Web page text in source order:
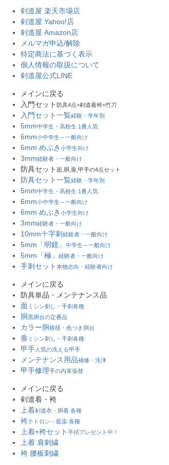
剣道屋 楽天市場店
剣道屋 Yahoo!店
剣道屋 Amazon店
メルマガ申込/解除
特定商法に基づく表示
個人情報の取扱について
剣道屋公式LINE
メインに戻る
入門セット 防具4点+剣道着袴+竹刀
入門セット一覧経験・学年別
5mm中学生・高校生 1番人気
6mm小中学生～一般向け
6mm めぶき 小学生向け
3mm経験者・一般向け
防具セット 面,胴,垂,甲手の4点セット
防具セット一覧経験・学年別
5mm中学生・高校生 1番人気
6mm小中学生～一般向け
6mm めぶき 小学生向け
3mm経験者・一般向け
10mm十字刺 経験者・一般向け
5mm「明鏡」 中学生～一般向け
5mm「極」 経験者・一般向け
手刺セット 本物志向・経験者向け
メインに戻る
防具単品・メンテナンス品
面 ミシン刺し・手刺各種
胴黒胴台の定番品
カラー胴模様・色つき胴台
垂 ミシン刺し・手刺各種
甲手 人気の洗える甲手
メンテナンス用品補修・洗浄
甲手修理手の内革張替
メインに戻る
剣道着・袴
上着剣道衣・胴着 各種
袴テトロン・藍染 各種
上着+袴セット 手拭プレゼント中！
上着 肩刺繍
袴 腰板刺繍